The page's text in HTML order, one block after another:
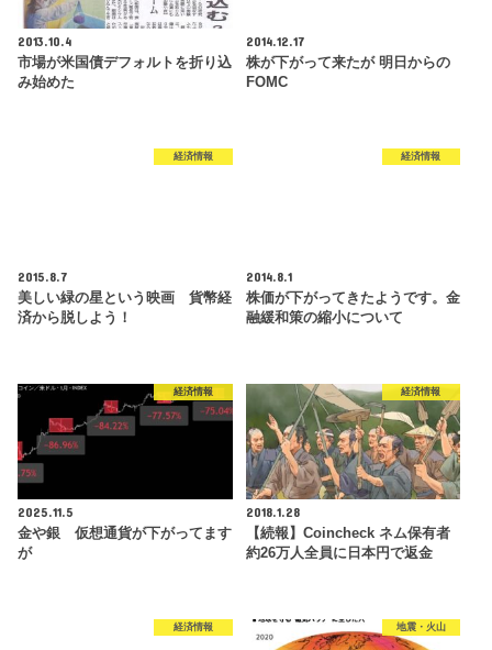
2013.10.4
市場が米国債デフォルトを折り込
み始めた
2014.12.17
株が下がって来たが 明日からの
FOMC
経済情報
2015.8.7
美しい緑の星という映画 貨幣経
済から脱しよう！
経済情報
2014.8.1
株価が下がってきたようです。金
融緩和策の縮小について
経済情報
2025.11.5
金や銀 仮想通貨が下がってます
が
経済情報
2018.1.28
【続報】Coincheck ネム保有者
約26万人全員に日本円で返金
経済情報 地震・火山